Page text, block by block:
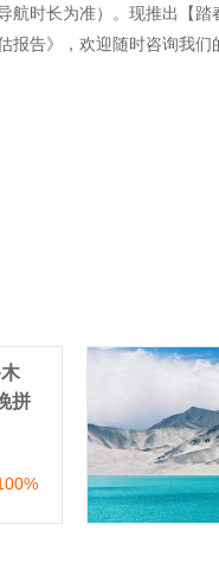
时长为准）。现推出【
告》，欢迎随时咨询我们
拼